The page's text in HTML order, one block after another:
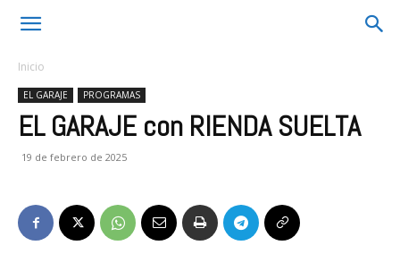
Inicio
EL GARAJE PROGRAMAS
EL GARAJE con RIENDA SUELTA
19 de febrero de 2025